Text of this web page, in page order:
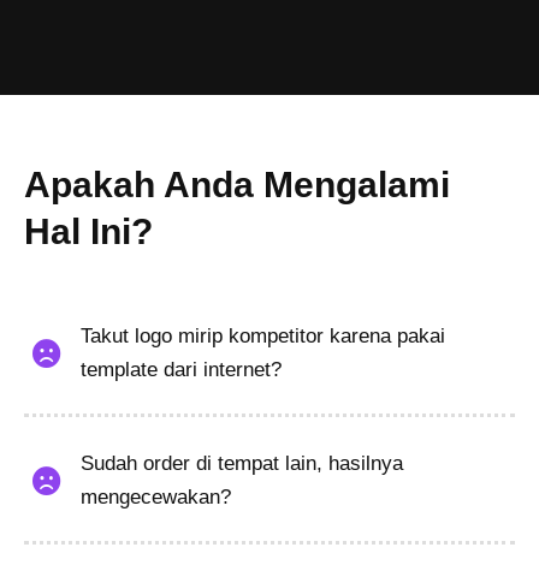
Apakah Anda Mengalami
Hal Ini?
Takut logo mirip kompetitor karena pakai
template dari internet?
Sudah order di tempat lain, hasilnya
mengecewakan?